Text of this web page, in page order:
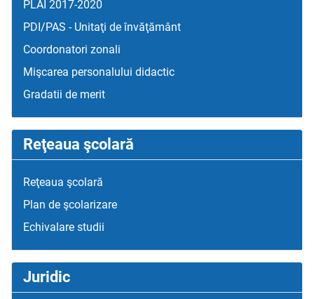
PLAI 2017-2020
PDI/PAS - Unitaţi de învăţământ
Coordonatori zonali
Mişcarea personalului didactic
Gradatii de merit
Reţeaua şcolară
Reţeaua şcolară
Plan de şcolarizare
Echivalare studii
Juridic